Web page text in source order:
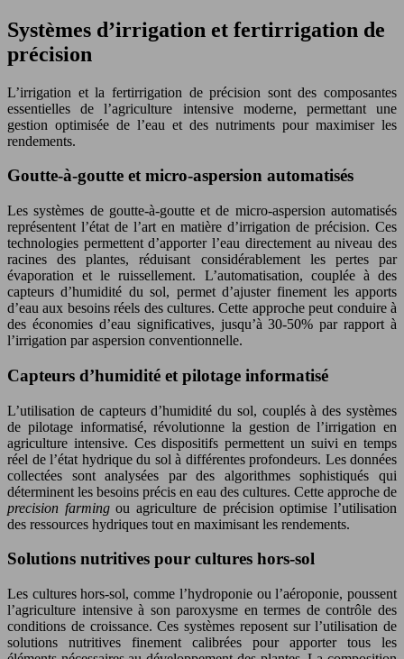
Systèmes d’irrigation et fertirrigation de
précision
L’irrigation et la fertirrigation de précision sont des composantes
essentielles de l’agriculture intensive moderne, permettant une
gestion optimisée de l’eau et des nutriments pour maximiser les
rendements.
Goutte-à-goutte et micro-aspersion automatisés
Les systèmes de goutte-à-goutte et de micro-aspersion automatisés
représentent l’état de l’art en matière d’irrigation de précision. Ces
technologies permettent d’apporter l’eau directement au niveau des
racines des plantes, réduisant considérablement les pertes par
évaporation et le ruissellement. L’automatisation, couplée à des
capteurs d’humidité du sol, permet d’ajuster finement les apports
d’eau aux besoins réels des cultures. Cette approche peut conduire à
des économies d’eau significatives, jusqu’à 30-50% par rapport à
l’irrigation par aspersion conventionnelle.
Capteurs d’humidité et pilotage informatisé
L’utilisation de capteurs d’humidité du sol, couplés à des systèmes
de pilotage informatisé, révolutionne la gestion de l’irrigation en
agriculture intensive. Ces dispositifs permettent un suivi en temps
réel de l’état hydrique du sol à différentes profondeurs. Les données
collectées sont analysées par des algorithmes sophistiqués qui
déterminent les besoins précis en eau des cultures. Cette approche de
precision farmingou agriculture de précision optimise l’utilisation
des ressources hydriques tout en maximisant les rendements.
Solutions nutritives pour cultures hors-sol
Les cultures hors-sol, comme l’hydroponie ou l’aéroponie, poussent
l’agriculture intensive à son paroxysme en termes de contrôle des
conditions de croissance. Ces systèmes reposent sur l’utilisation de
solutions nutritives finement calibrées pour apporter tous les